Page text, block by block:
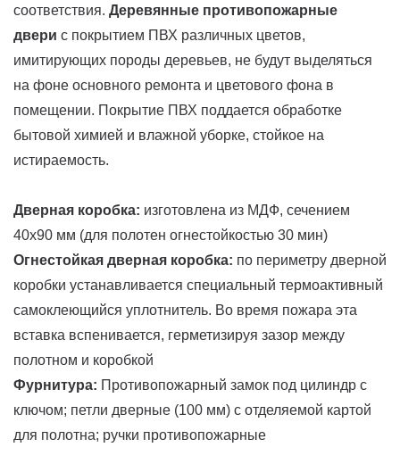
соответствия. Деревянные противопожарные
двери с покрытием ПВХ различных цветов,
имитирующих породы деревьев, не будут выделяться
на фоне основного ремонта и цветового фона в
помещении. Покрытие ПВХ поддается обработке
бытовой химией и влажной уборке, стойкое на
истираемость.
Дверная коробка: изготовлена из МДФ, сечением
40x90 мм (для полотен огнестойкостью 30 мин)
Огнестойкая дверная коробка: по периметру дверной
коробки устанавливается специальный термоактивный
самоклеющийся уплотнитель. Во время пожара эта
вставка вспенивается, герметизируя зазор между
полотном и коробкой
Фурнитура: Противопожарный замок под цилиндр с
ключом; петли дверные (100 мм) с отделяемой картой
для полотна; ручки противопожарные